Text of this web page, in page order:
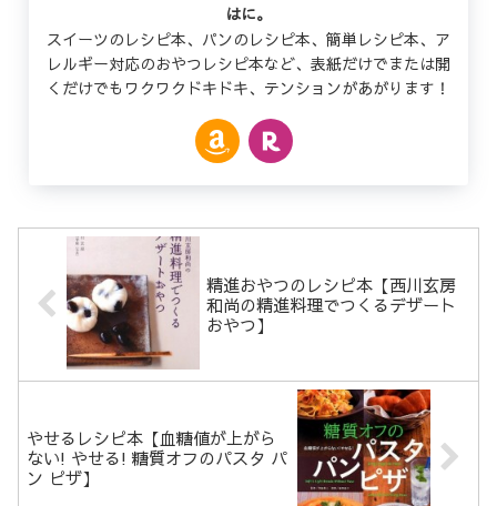
はに。
スイーツのレシピ本、パンのレシピ本、簡単レシピ本、ア
レルギー対応のおやつレシピ本など、表紙だけでまたは開
くだけでもワクワクドキドキ、テンションがあがります！
精進おやつのレシピ本【西川玄房
和尚の精進料理でつくるデザート
おやつ】
やせるレシピ本【血糖値が上がら
ない! やせる! 糖質オフのパスタ パ
ン ピザ】